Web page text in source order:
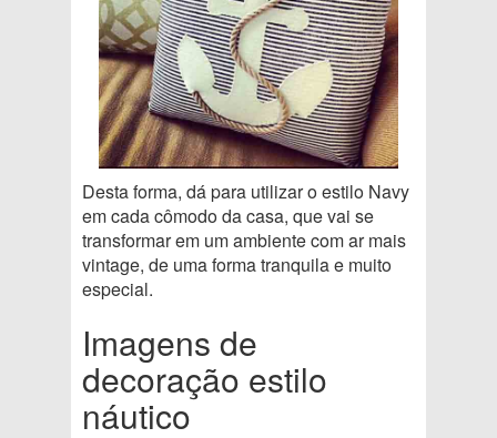
Desta forma, dá para utilizar o estilo Navy
em cada cômodo da casa, que vai se
transformar em um ambiente com ar mais
vintage, de uma forma tranquila e muito
especial.
Imagens de
decoração estilo
náutico